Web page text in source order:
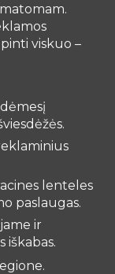
viskuo –
lenteles
paslaugas.
ir
iškabas.